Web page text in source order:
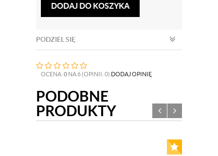
DODAJ DO KOSZYKA
PODZIEL SIĘ
OCENA: 0 NA 6 (OPINII: 0) DODAJ OPINIĘ
PODOBNE
PRODUKTY